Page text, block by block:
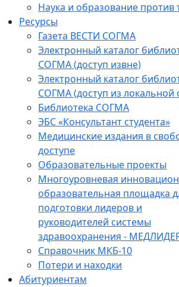
Наука и образование против
Ресурсы
Газета ВЕСТИ СОГМА
Электронный каталог
СОГМА (доступ извне)
Электронный каталог
СОГМА (доступ из локальной
Библиотека СОГМА
ЭБС «Консультант студента»
Медицинские издания в
доступе
Образовательные проекты
Многоуровневая
образовательная площадка
подготовки лидеров и
руководителей системы
здравоохранения -
Справочник МКБ-10
Потери и находки
Абитуриентам